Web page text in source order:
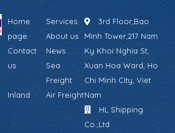
Home
page
Services
About us
Contact
us
News
Sea
Freight
Inland
Air Freight
3rd Floor,Bao
Minh Tower,217 Nam
Ky Khoi Nghia St,
Xuan Hoa Ward, Ho
Chi Minh City, Viet
Nam
HL Shipping
Co.,Ltd